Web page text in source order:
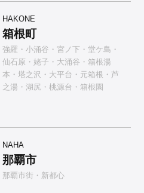
HAKONE
箱根町
強羅・小涌谷・宮ノ下・堂ケ島・
仙石原・姥子・大涌谷・箱根湯
本・塔之沢・大平台・元箱根・芦
之湯・湖尻・桃源台・箱根園
NAHA
那覇市
那覇市街・新都心